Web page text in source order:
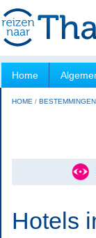
Home
HOME / BESTEMMINGEN
Hotels